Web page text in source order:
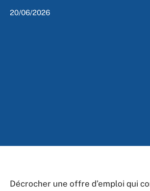
20/06/2026
Décrocher une offre d’emploi qui